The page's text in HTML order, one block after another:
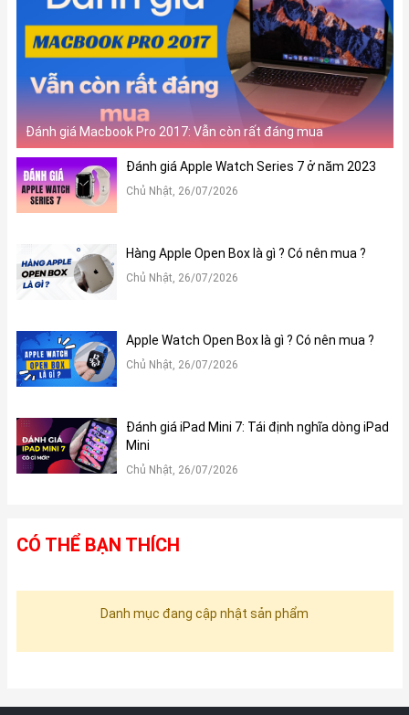
Đánh giá Macbook Pro 2017: Vẫn còn rất đáng mua
Đánh giá Apple Watch Series 7 ở năm 2023
Chủ Nhật, 26/07/2026
Hàng Apple Open Box là gì ? Có nên mua ?
Chủ Nhật, 26/07/2026
Apple Watch Open Box là gì ? Có nên mua ?
Chủ Nhật, 26/07/2026
Đánh giá iPad Mini 7: Tái định nghĩa dòng iPad
Mini
Chủ Nhật, 26/07/2026
CÓ THỂ BẠN THÍCH
Danh mục đang cập nhật sản phẩm